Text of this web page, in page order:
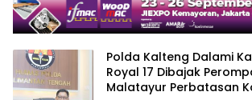
Polda Kalteng Dalami
Royal 17 Dibajak
Malatayur Perbatasan